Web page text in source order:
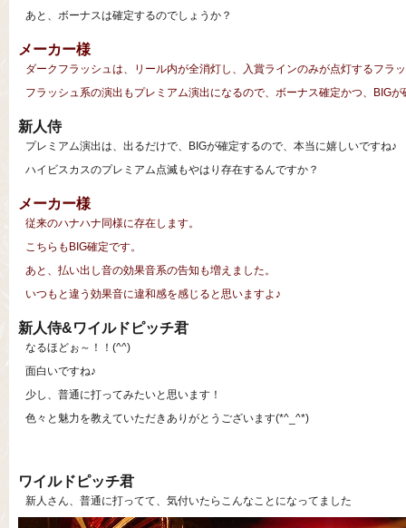
あと、ボーナスは確定するのでしょうか？
メーカー様
ダークフラッシュは、リール内が全消灯し、入賞ラインのみが点灯するフラ
フラッシュ系の演出もプレミアム演出になるので、ボーナス確定かつ、BIG
新人侍
プレミアム演出は、出るだけで、BIGが確定するので、本当に嬉しいですね♪
ハイビスカスのプレミアム点滅もやはり存在するんですか？
メーカー様
従来のハナハナ同様に存在します。
こちらもBIG確定です。
あと、払い出し音の効果音系の告知も増えました。
いつもと違う効果音に違和感を感じると思いますよ♪
新人侍&ワイルドピッチ君
なるほどぉ～！！(^^)
面白いですね♪
少し、普通に打ってみたいと思います！
色々と魅力を教えていただきありがとうございます(*^_^*)
ワイルドピッチ君
新人さん、普通に打ってて、気付いたらこんなことになってました